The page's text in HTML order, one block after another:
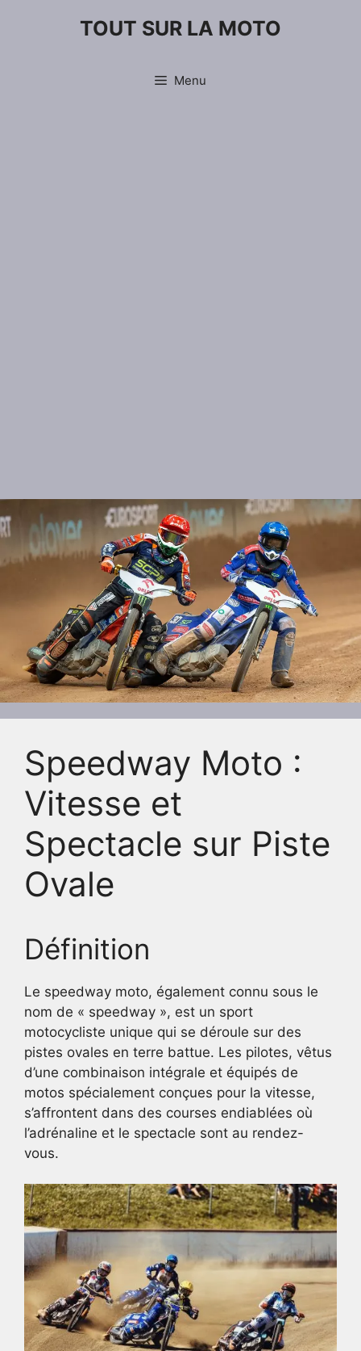
TOUT SUR LA MOTO
Menu
Speedway Moto :
Vitesse et
Spectacle sur Piste
Ovale
Définition
Le speedway moto, également connu sous le
nom de « speedway », est un sport
motocycliste unique qui se déroule sur des
pistes ovales en terre battue. Les pilotes, vêtus
d’une combinaison intégrale et équipés de
motos spécialement conçues pour la vitesse,
s’affrontent dans des courses endiablées où
l’adrénaline et le spectacle sont au rendez-
vous.